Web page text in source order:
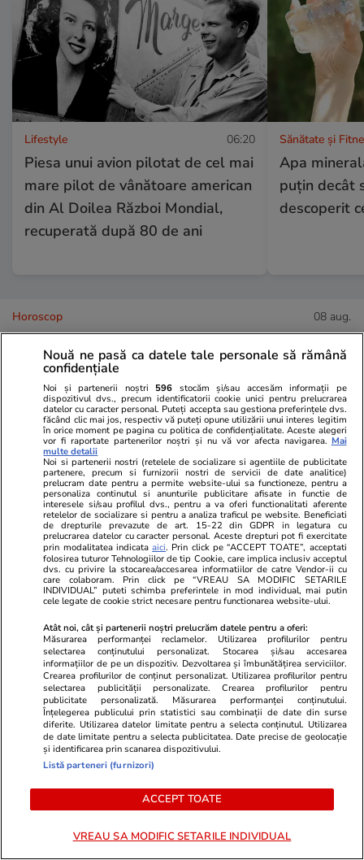
Lifestyle 06:20
Piesa unui avion pilotat de cel mai
mare pilot de vânătoare american
din Al Doilea Război Mondial,
recuperată după 80 de ani
Sănătate și
Apa
puțin decât
descoperit
Horoscop 08 aug.
Horoscop 9 august 2026.
Vărsătorii este esențial să fie
atenți la felul în care se
exprimă față de oricine, în
special față de partenerul de
cuplu
Bani și Afaceri 03 aug.
Cine poate retrage banii din
contul unei persoane decedate
Lifestyle 06 aug.
30 de expresii în turcă esențiale
pentru vacanță: de la bazar la
plajă
Nouă ne pasă ca datele tale personale să rămână
confidențiale
Noi și partenerii noștri 596 stocăm și/sau accesăm informații pe
dispozitivul dvs., precum identificatorii cookie unici pentru prelucrarea
datelor cu caracter personal. Puteți accepta sau gestiona preferințele dvs.
făcând clic mai jos, respectiv vă puteți opune utilizării unui interes legitim
în orice moment pe pagina cu politica de confidențialitate. Aceste alegeri
vor fi raportate partenerilor noștri și nu vă vor afecta navigarea. Mai
multe detalii
Noi si partenerii nostri (retelele de socializare si agentiile de publicitate
partenere, precum si furnizorii nostri de servicii de date analitice)
prelucram date pentru a permite website-ului sa functioneze, pentru a
personaliza continutul si anunturile publicitare afisate in functie de
interesele si/sau profilul dvs., pentru a va oferi functionalitati aferente
retelelor de socializare si pentru a analiza traficul pe website. Beneficiati
de drepturile prevazute de art. 15-22 din GDPR in legatura cu
prelucrarea datelor cu caracter personal. Aceste drepturi pot fi exercitate
prin modalitatea indicataaici. Prin click pe “ACCEPT TOATE”, acceptati
folosirea tuturor Tehnologiilor de tip Cookie, care implica inclusiv acceptul
dvs. cu privire la stocarea/accesarea informatiilor de catre Vendor-ii cu
care colaboram. Prin click pe “VREAU SA MODIFIC SETARILE
INDIVIDUAL” puteti schimba preferintele in mod individual, mai putin
cele legate de cookie strict necesare pentru functionarea website-ului.
Atât noi, cât și partenerii noștri prelucrăm datele pentru a oferi:
Măsurarea performanței reclamelor. Utilizarea profilurilor pentru
selectarea conținutului personalizat. Stocarea și/sau accesarea
informațiilor de pe un dispozitiv. Dezvoltarea și îmbunătățirea serviciilor.
Crearea profilurilor de conținut personalizat. Utilizarea profilurilor pentru
selectarea publicității personalizate. Crearea profilurilor pentru
publicitate personalizată. Măsurarea performanței conținutului.
Înțelegerea publicului prin statistici sau combinații de date din surse
diferite. Utilizarea datelor limitate pentru a selecta conținutul. Utilizarea
de date limitate pentru a selecta publicitatea. Date precise de geolocație
și identificarea prin scanarea dispozitivului.
Listă parteneri (furnizori)
ACCEPT TOATE
VREAU SA MODIFIC SETARILE INDIVIDUAL